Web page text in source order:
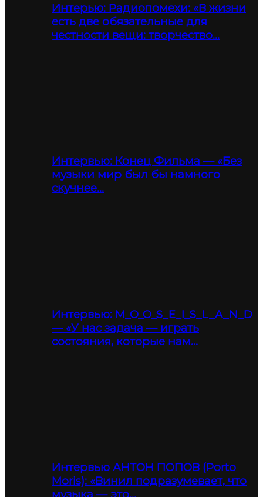
Интерью: Радиопомехи: «В жизни
есть две обязательные для
честности вещи: творчество…
Интервью: Конец Фильма — «Без
музыки мир был бы намного
скучнее…
Интервью: M_O_O_S_E_I_S_L_A_N_D
— «У нас задача — играть
состояния, которые нам…
Интервью АНТОН ПОПОВ (Porto
Moris): «Винил подразумевает, что